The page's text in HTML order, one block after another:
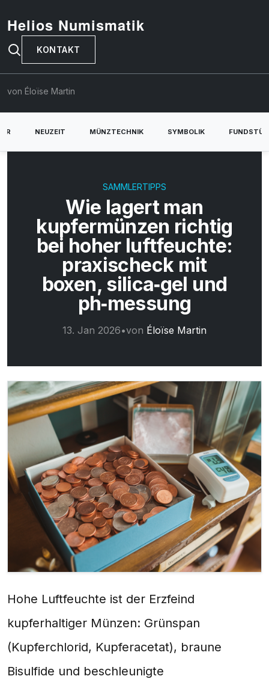
Helios Numismatik
KONTAKT
von Éloïse Martin
NEUZEIT MÜNZTECHNIK SYMBOLIK
SAMMLERTIPPS
Wie lagert man
kupfermünzen richtig
bei hoher luftfeuchte:
praxischeck mit
boxen, silica‑gel und
ph‑messung
13. Jan 2026•von Éloïse Martin
Hohe Luftfeuchte ist der Erzfeind
kupferhaltiger Münzen: Grünspan
(Kupferchlorid, Kupferacetat), braune
Bisulfide und beschleunigte